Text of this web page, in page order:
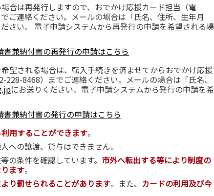
合は再発行しますので、おでかけ応援カード担当（電
ご連絡ください。メールの場合は「氏名、住所、生年月
さい。 電子申請システムから再発行の申請を希望される場
兼納付書の再発行の申請はこちら
望される場合は、転入手続きを済ませてからおでかけ応援
8468）までご連絡ください。メールの場合は「氏名、
にお送りください。電子申請システムから発行の申請を希
兼納付書の発行の申請はこちら
用することができます。
への譲渡、貸与はできません。
の条件を確認しています。 市外へ転出する等により制度の
ます。
り罰せられることがあります。また、 カードの利用及び今